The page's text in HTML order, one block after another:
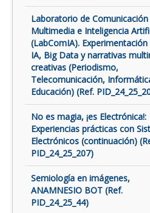
Laboratorio de Comunicación
Multimedia e Inteligencia
(LabComIA).
IA, Big Data y narrativas
creativas (Periodismo,
Telecomunicación,
Educación) (Ref.
No es magia, ¡es Electrónica!:
Experiencias prácticas con
Electrónicos (continuación)
PID_24_25_207)
Semiología en imágenes,
ANAMNESIO BOT (Ref.
PID_24_25_44)